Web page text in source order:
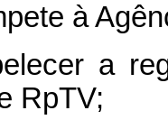
à
a
RpTV;